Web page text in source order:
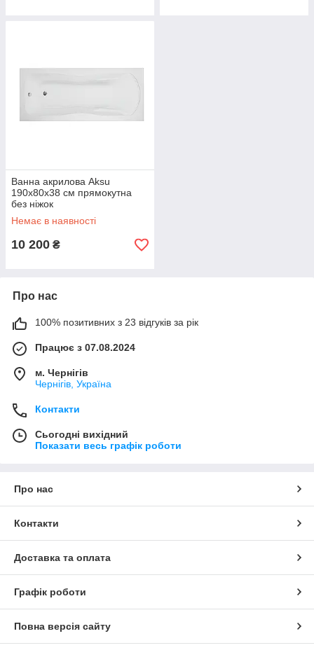
Ванна акрилова Aksu
190x80х38 см прямокутна
без ніжок
Немає в наявності
10 200 ₴
Про нас
100% позитивних з 23 відгуків за рік
Працює з 07.08.2024
м. Чернігів
Чернігів, Україна
Контакти
Сьогодні вихідний
Показати весь графік роботи
Про нас
Контакти
Доставка та оплата
Графік роботи
Повна версія сайту